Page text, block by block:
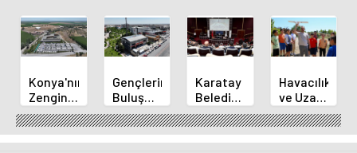
Konya'nın
Zengin
Mutfağı
GastroFest'te
Tanıtılacak
Gençlerin
Buluşma
Noktası
Talha
Bayrakçı
Karatay
Belediye
Başkanı
Kılca
Yeni
Havacılık
ve Uzay
Yaz
Kursu
Başladı